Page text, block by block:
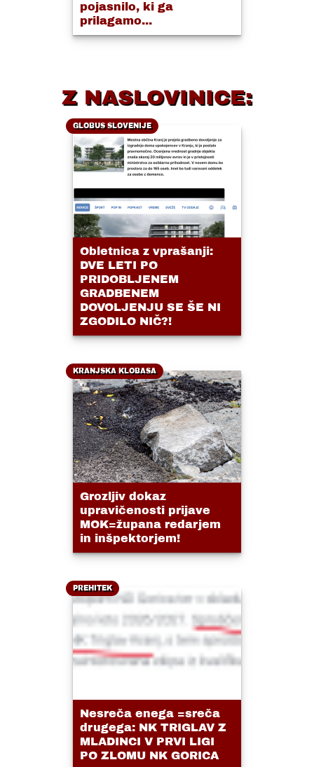
pojasnilo, ki ga
prilagamo...
Z NASLOVINICE:
GLOBUS SLOVENIJE
Obletnica z vprašanji:
DVE LETI PO
PRIDOBLJENEM
GRADBENEM
DOVOLJENJU SE ŠE NI
ZGODILO NIČ?!
KRANJSKA KLOBASA
Grozljiv dokaz
upravičenosti prijave
MOK=župana redarjem
in inšpektorjem!
PREHITEK
Nesreča enega =sreča
drugega: NK TRIGLAV Z
MLADINCI V PRVI LIGI
PO ZLOMU NK GORICA